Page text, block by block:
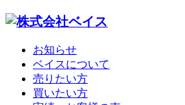
お知らせ
ベイスについて
売りたい方
買いたい方